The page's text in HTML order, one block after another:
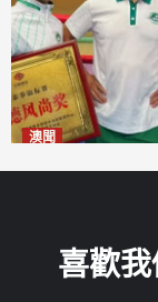
澳聞
喜歡我